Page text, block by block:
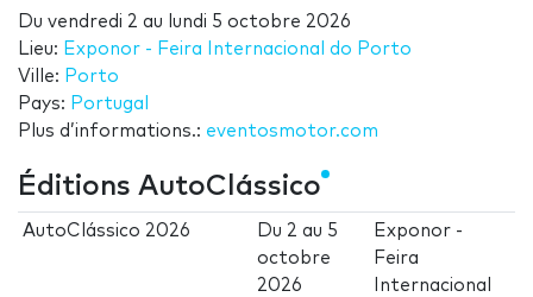
Du vendredi 2 au lundi 5 octobre 2026
Lieu: Exponor - Feira Internacional do Porto
Ville: Porto
Pays: Portugal
Plus d’informations.: eventosmotor.com
Éditions AutoClássico
AutoClássico 2026 Du 2 au 5
octobre
2026
Exponor -
Feira
Internacional